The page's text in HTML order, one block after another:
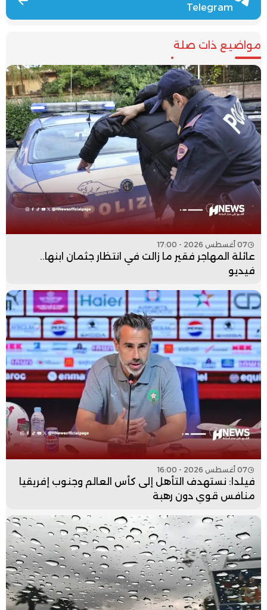
Telegram
مواضيع ذات صلة
07 أغسطس 2026 - 17:00
عائلة المهاجر فقير ما زالت في انتظار جثمان ابنها..
فيديو
07 أغسطس 2026 - 16:00
فيلدا: نستهدف التأهل إلى كأس العالم وجنوب إفريقيا
منافس قوي دون رهبة